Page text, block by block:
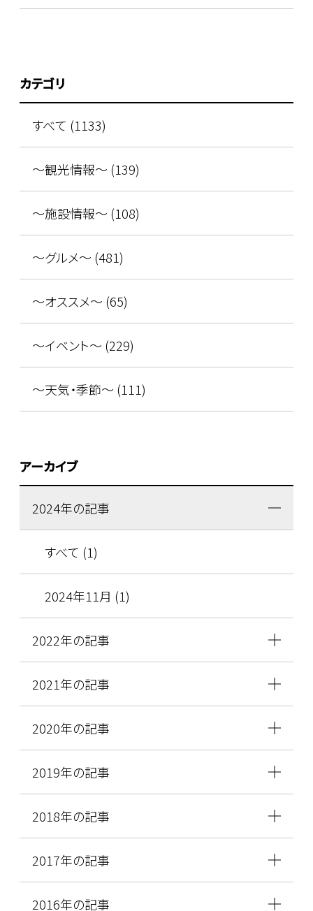
カテゴリ
すべて (1133)
～観光情報～ (139)
～施設情報～ (108)
～グルメ～ (481)
～オススメ～ (65)
～イベント～ (229)
～天気・季節～ (111)
アーカイブ
2024年の記事
すべて (1)
2024年11月 (1)
2022年の記事
2021年の記事
2020年の記事
2019年の記事
2018年の記事
2017年の記事
2016年の記事